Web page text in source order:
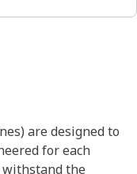
are designed to
for each